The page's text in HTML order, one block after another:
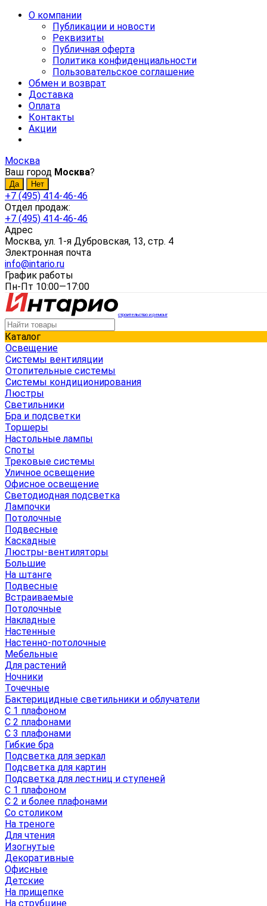
О компании
Публикации и новости
Реквизиты
Публичная оферта
Политика конфиденциальности
Пользовательское соглашение
Обмен и возврат
Доставка
Оплата
Контакты
Акции
Москва
Ваш город Москва?
+7 (495) 414-46-46
Отдел продаж:
+7 (495) 414-46-46
Адрес
Москва, ул. 1-я Дубровская, 13, стр. 4
Электронная почта
info@intario.ru
График работы
Пн-Пт 10:00—17:00
строительство и ремонт
Каталог
Освещение
Системы вентиляции
Отопительные системы
Системы кондиционирования
Люстры
Светильники
Бра и подсветки
Торшеры
Настольные лампы
Споты
Трековые системы
Уличное освещение
Офисное освещение
Светодиодная подсветка
Лампочки
Потолочные
Подвесные
Каскадные
Люстры-вентиляторы
Большие
На штанге
Подвесные
Встраиваемые
Потолочные
Накладные
Настенные
Настенно-потолочные
Мебельные
Для растений
Ночники
Точечные
Бактерицидные светильники и облучатели
С 1 плафоном
С 2 плафонами
С 3 плафонами
Гибкие бра
Подсветка для зеркал
Подсветка для картин
Подсветка для лестниц и ступеней
С 1 плафоном
С 2 и более плафонами
Со столиком
На треноге
Для чтения
Изогнутые
Декоративные
Офисные
Детские
На прищепке
На струбцине